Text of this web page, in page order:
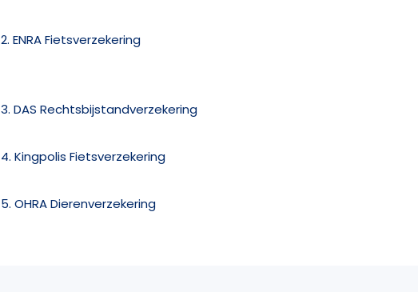
2. ENRA Fietsverzekering
3. DAS Rechtsbijstandverzekering
4. Kingpolis Fietsverzekering
5. OHRA Dierenverzekering